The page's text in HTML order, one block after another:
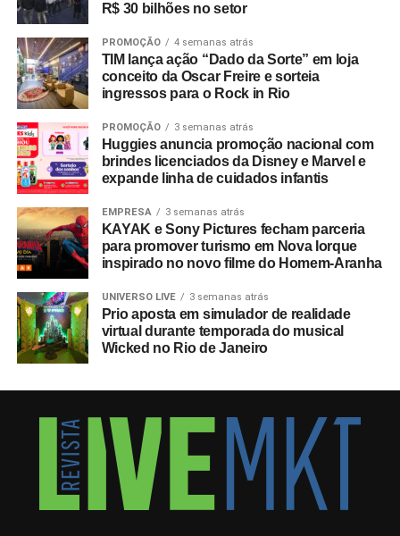
R$ 30 bilhões no setor
PROMOÇÃO 4 semanas atrás
TIM lança ação “Dado da Sorte” em loja
conceito da Oscar Freire e sorteia
ingressos para o Rock in Rio
PROMOÇÃO 3 semanas atrás
Huggies anuncia promoção nacional com
brindes licenciados da Disney e Marvel e
expande linha de cuidados infantis
EMPRESA 3 semanas atrás
KAYAK e Sony Pictures fecham parceria
para promover turismo em Nova Iorque
inspirado no novo filme do Homem-Aranha
UNIVERSO LIVE 3 semanas atrás
Prio aposta em simulador de realidade
virtual durante temporada do musical
Wicked no Rio de Janeiro